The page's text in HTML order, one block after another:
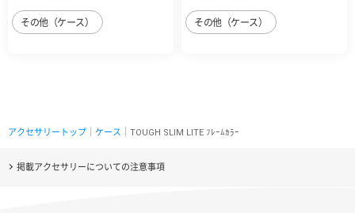
その他（ケース） その他（ケース）
アクセサリートップ ケース ｜TOUGH SLIM LITE ﾌﾚｰﾑｶﾗｰ
掲載アクセサリーについての注意事項